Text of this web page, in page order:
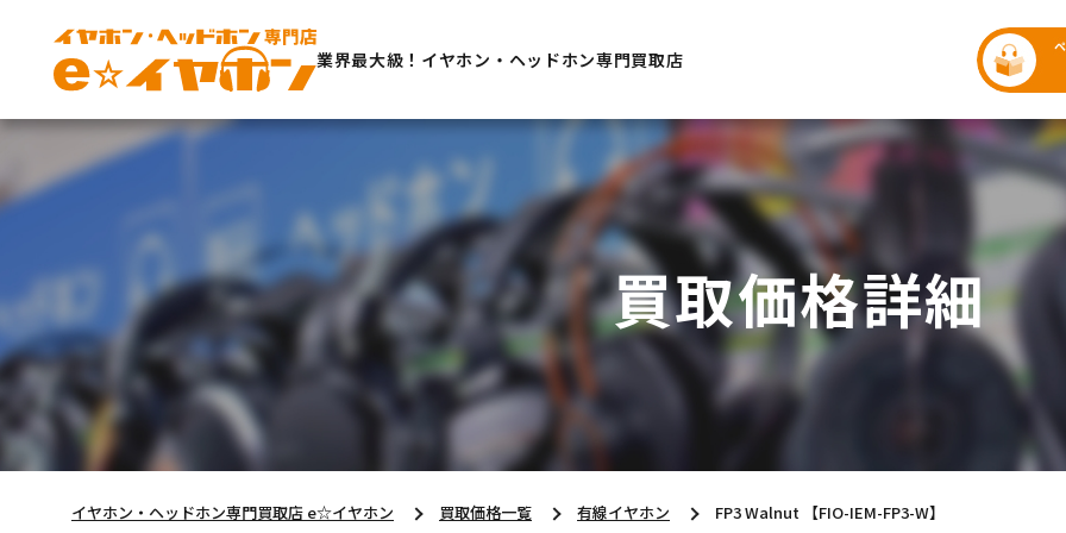
業界最大級！イヤホン・ヘッドホン専門買取店
買取価格詳細
イヤホン・ヘッドホン専門買取店 e☆イヤホン 買取価格一覧 有線イヤホン FP3 Walnut 【FIO-IEM-FP3-W】